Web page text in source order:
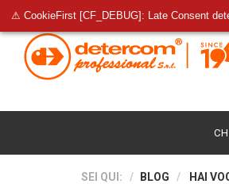
⚠ CookieFirst [CF_DEBUG]: Late Consent
SEI QUI: BLOG HAI